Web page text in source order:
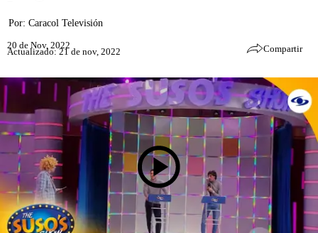
Por: Caracol Televisión
20 de Nov, 2022
Actualizado: 21 de nov, 2022 Compartir